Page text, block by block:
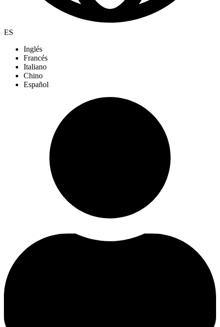
ES
Inglés
Francés
Italiano
Chino
Español